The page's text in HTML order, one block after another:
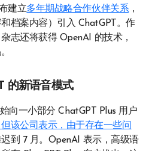
建立多年期战略合作伙伴关系，
档案内容）引入 ChatGPT。作
志还将获得 OpenAI 的技术，
的新语音模式
向一小部分 ChatGPT Plus 用户
该公司表示， 由于存在一些问
到 7 月。OpenAI 表示，高级语